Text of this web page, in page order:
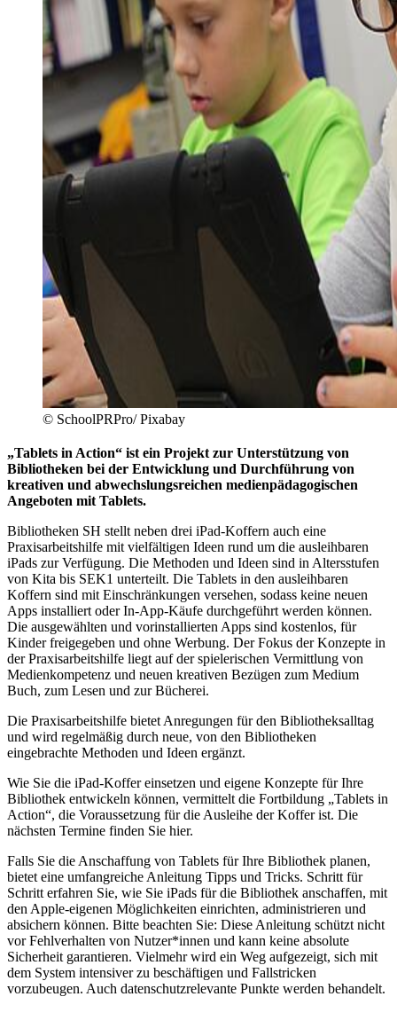
© SchoolPRPro/ Pixabay
„Tablets in Action“ ist ein Projekt zur Unterstützung von
Bibliotheken bei der Entwicklung und Durchführung von
kreativen und abwechslungsreichen medienpädagogischen
Angeboten mit Tablets.
Bibliotheken SH stellt neben drei iPad-Koffern auch eine
Praxisarbeitshilfe mit vielfältigen Ideen rund um die ausleihbaren
iPads zur Verfügung. Die Methoden und Ideen sind in Altersstufen
von Kita bis SEK1 unterteilt. Die Tablets in den ausleihbaren
Koffern sind mit Einschränkungen versehen, sodass keine neuen
Apps installiert oder In-App-Käufe durchgeführt werden können.
Die ausgewählten und vorinstallierten Apps sind kostenlos, für
Kinder freigegeben und ohne Werbung. Der Fokus der Konzepte in
der Praxisarbeitshilfe liegt auf der spielerischen Vermittlung von
Medienkompetenz und neuen kreativen Bezügen zum Medium
Buch, zum Lesen und zur Bücherei.
Die Praxisarbeitshilfe bietet Anregungen für den Bibliotheksalltag
und wird regelmäßig durch neue, von den Bibliotheken
eingebrachte Methoden und Ideen ergänzt.
Wie Sie die iPad-Koffer einsetzen und eigene Konzepte für Ihre
Bibliothek entwickeln können, vermittelt die Fortbildung „Tablets in
Action“, die Voraussetzung für die Ausleihe der Koffer ist. Die
nächsten Termine finden Sie hier.
Falls Sie die Anschaffung von Tablets für Ihre Bibliothek planen,
bietet eine umfangreiche Anleitung Tipps und Tricks. Schritt für
Schritt erfahren Sie, wie Sie iPads für die Bibliothek anschaffen, mit
den Apple-eigenen Möglichkeiten einrichten, administrieren und
absichern können. Bitte beachten Sie: Diese Anleitung schützt nicht
vor Fehlverhalten von Nutzer*innen und kann keine absolute
Sicherheit garantieren. Vielmehr wird ein Weg aufgezeigt, sich mit
dem System intensiver zu beschäftigen und Fallstricken
vorzubeugen. Auch datenschutzrelevante Punkte werden behandelt.